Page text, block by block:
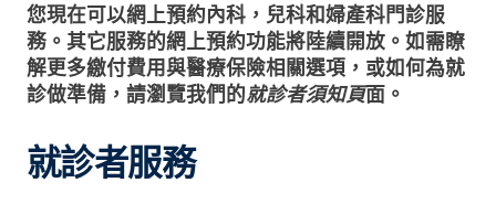
您現在可以網上預約內科，兒科和婦產科門診服
務。其它服務的網上預約功能將陸續開放。如需瞭
解更多繳付費用與醫療保險相關選項，或如何為就
診做準備，請瀏覽我們的就診者須知頁面。
就診者服務